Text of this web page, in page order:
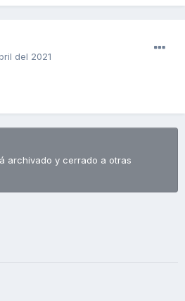
del 2021
archivado y cerrado a otras